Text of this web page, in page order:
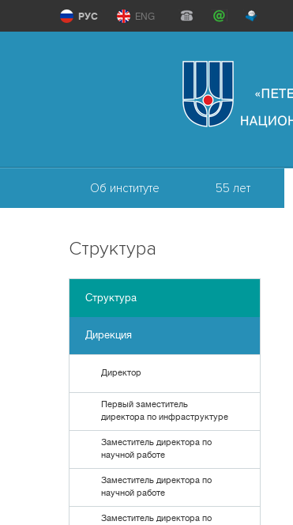
РУС ENG
Об институте 55 лет
Структура
Структура
Дирекция
Директор
Первый заместитель
директора по инфраструктуре
Заместитель директора по
научной работе
Заместитель директора по
научной работе
Заместитель директора по